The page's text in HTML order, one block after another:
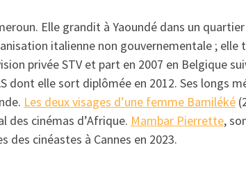
Elle grandit à Yaoundé dans un
italienne non gouvernementale ; elle
privée STV et part en 2007 en Belgique
dont elle sort diplômée en 2012. Ses longs
Les deux visages d’une femme Bamiléké
des cinémas d’Afrique. Mambar Pierrette,
des cinéastes à Cannes en 2023.